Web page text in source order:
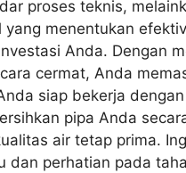
proses teknis,
yang menentukan
Anda. Dengan
cermat, Anda
siap bekerja
pipa Anda
air tetap prima.
dan perhatian pada